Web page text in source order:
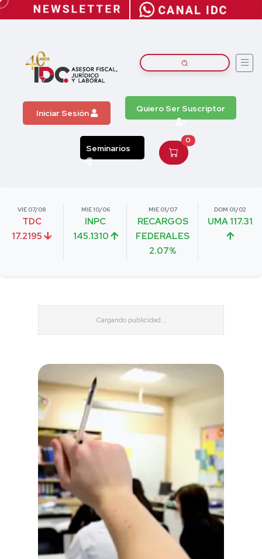
Iniciar Sesión Quiero Ser Suscriptor
Seminarios
0
VIE 07/08
TDC
17.2195
MIE 10/06
INPC
145.1310
MIE 01/07
RECARGOS
FEDERALES
2.07%
DOM 01/02
UMA 117.31